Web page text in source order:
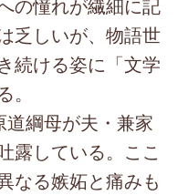
の憧れが繊細に記
乏しいが、物語世
続ける姿に「文学
綱母が夫・兼家
露している。ここ
なる嫉妬と痛みも